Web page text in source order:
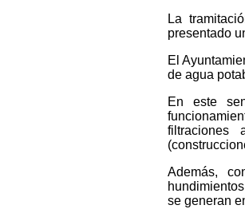
La
presentado
El
de agua
En este
filtraciones
Además,
se generan